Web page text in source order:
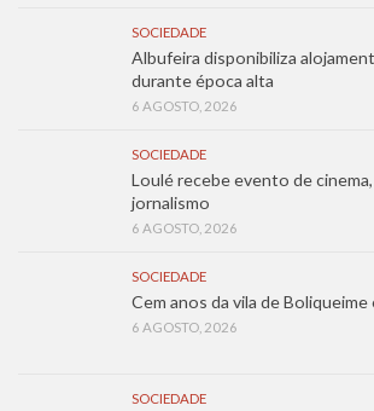
SOCIEDADE
Albufeira disponibiliza
durante época alta
6 AGOSTO, 2026
SOCIEDADE
Loulé recebe evento de
jornalismo
6 AGOSTO, 2026
SOCIEDADE
Cem anos da vila de
6 AGOSTO, 2026
SOCIEDADE